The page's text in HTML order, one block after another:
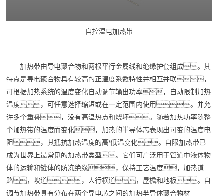
自控温电加热带
加热带由导电聚合物和两根平行金属线和绝缘护套组成。其
特点是导电聚合物具有较高的正温度系数特性并相互并联，
可根据加热系统的温度变化自动调节输出功率，自动限制加热
温度，可任意选择缩短或在一定范围内使用。并允
许多个重叠，没有高温热点和烧坏。随着加热功率随整
个加热带的温度而变化，加热的半导体芯表现出可变的温度电
阻，其抵抗加热温度的高/低温变化。自限加热带已
成为世界上最常见的加热带类型。它们可广泛用于管道中液体物
体的运输和罐体的防冻绝缘，保持工艺温度，加热道
路，坡道，人行横道，屋檐和地板。自
调节加热带具有分布在两个导电芯之间的加热半导体聚合物材